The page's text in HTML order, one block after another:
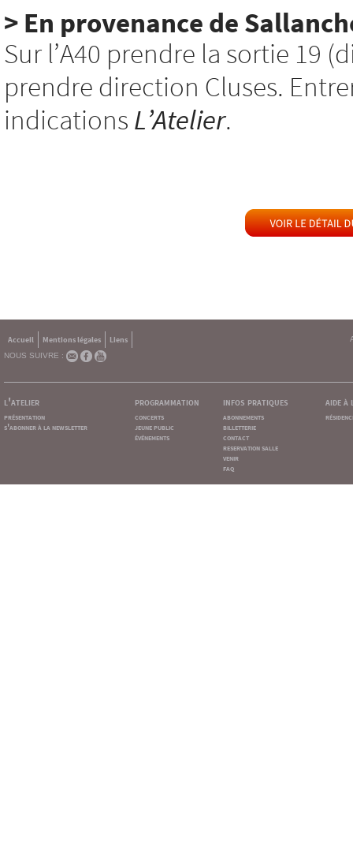
> En provenance de
Sur l’A40 prendre la sortie 19
prendre direction Cluses.
indications L’Atelier.
Accueil Mentions légales
Liens
NOUS SUIVRE :
l'atelier
présentation
s'abonner à la newsletter
programmation
concerts
jeune public
événements
infos pratiques
abonnements
billetterie
contact
reservation salle
venir
faq
aide